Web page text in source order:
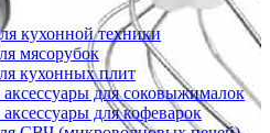
кухонной техники
мясорубок
кухонных плит
аксессуары для соковыжималок
для кофеварок